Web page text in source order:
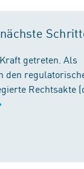
getreten. Als
den
Rechtsakte